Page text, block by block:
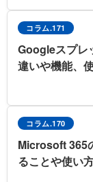
コラム.171
Googleスプレ
違いや機能、
コラム.170
Microsoft 365
ることや使い